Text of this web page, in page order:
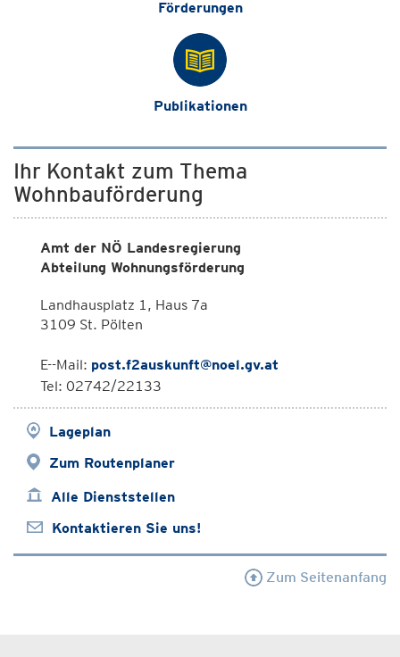
Förderungen
Publikationen
Ihr Kontakt zum Thema
Wohnbauförderung
Amt der NÖ Landesregierung
Abteilung Wohnungsförderung
Landhausplatz 1, Haus 7a
3109 St. Pölten
E--Mail: post.f2auskunft@noel.gv.at
Tel: 02742/22133
Lageplan
Zum Routenplaner
Alle Dienststellen
Kontaktieren Sie uns!
Zum Seitenanfang